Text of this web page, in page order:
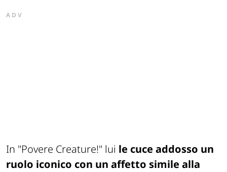
ADV
In "Povere Creature!" lui le cuce addosso un
ruolo iconico con un affetto simile alla